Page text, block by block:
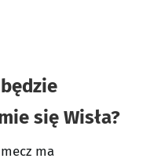
się Wisła?
ma